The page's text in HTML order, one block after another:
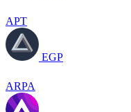
APT
EGP
ARPA